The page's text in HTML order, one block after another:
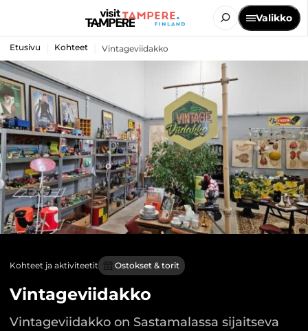
Valikko
Etusivu Kohteet Vintageviidakko
Kohteet ja aktiviteetit Ostokset & torit
Vintageviidakko
Vintageviidakko on Sastamalassa sijaitseva